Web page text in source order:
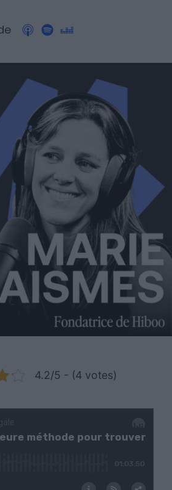
!
l’investissement en private
4.2/5 - (4 votes)